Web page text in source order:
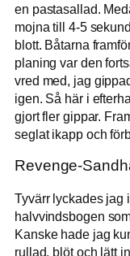
en pastasallad.
mojna till 4-5
blott. Båtarna
planing var den
vred med, jag
igen. Så här i
gjort fler gippar.
seglat ikapp och
Revenge-
Tyvärr lyckades jag
halvvindsbogen
Kanske hade jag
rullad, blöt och lätt